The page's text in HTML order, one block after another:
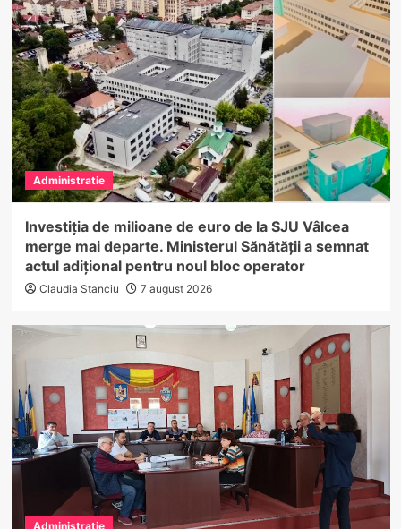
Administratie
Investiția de milioane de euro de la SJU Vâlcea
merge mai departe. Ministerul Sănătății a semnat
actul adițional pentru noul bloc operator
Claudia Stanciu 7 august 2026
Administratie